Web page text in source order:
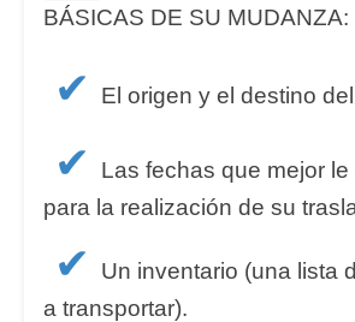
BÁSICAS DE SU MUDANZA:
✔ El origen y el destino
✔
Las fechas que mejor
para la realización de su
✔
Un inventario (una lista
a transportar).